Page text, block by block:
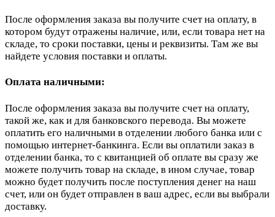
После оформления заказа вы получите счет на оплату, в
котором будут отражены наличие, или, если товара нет на
складе, то сроки поставки, цены и реквизиты. Там же вы
найдете условия поставки и оплаты.
Оплата наличными:
После оформления заказа вы получите счет на оплату,
такой же, как и для банковского перевода. Вы можете
оплатить его наличными в отделении любого банка или с
помощью интернет-банкинга. Если вы оплатили заказ в
отделении банка, то с квитанцией об оплате вы сразу же
можете получить товар на складе, в ином случае, товар
можно будет получить после поступления денег на наш
счет, или он будет отправлен в ваш адрес, если вы выбрали
доставку.